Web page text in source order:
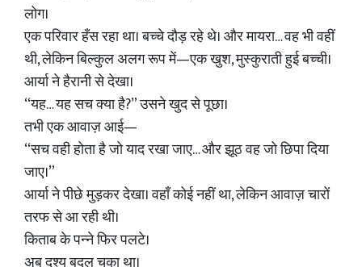
लोग।
एक परिवार हँस रहा था। बच्चे दौड़ रहे थे। और मायरा… वह भी वहीं
थी, लेकिन बिल्कुल अलग रूप में—एक खुश, मुस्कुराती हुई बच्ची।
आर्या ने हैरानी से देखा।
“यह… यह सच क्या है?” उसने खुद से पूछा।
तभी एक आवाज़ आई—
“सच वही होता है जो याद रखा जाए… और झूठ वह जो छिपा दिया
जाए।”
आर्या ने पीछे मुड़कर देखा। वहाँ कोई नहीं था, लेकिन आवाज़ चारों
तरफ से आ रही थी।
किताब के पन्ने फिर पलटे।